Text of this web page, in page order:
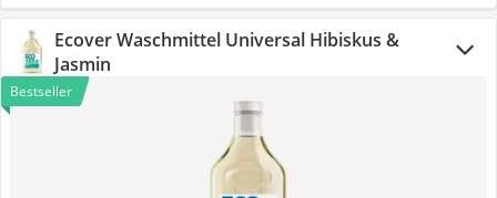
Ecover Waschmittel Universal Hibiskus &
Jasmin
Bestseller